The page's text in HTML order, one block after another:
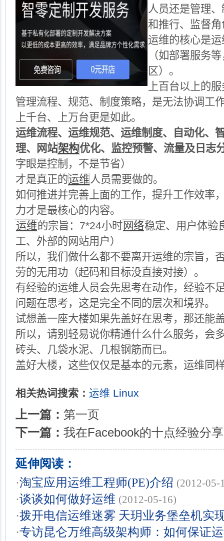
人员还是管理
和推行、监督角
运维的核心是
（如部署服务
区）。
上百台以上的
管理流程、规范、制度策略，是无法协调工
上千台、上万台更是如此。
运维流程、运维规范、运维制度、自动化、
理、网站架构优化、监控预警、流量及日志
字眼是控制，不是节省）
才是真正的运维人员需要做的。
如何推进并完善上面的工作，提升工作效率
力才是最核心的内容。
运维的宗旨： 7*24小时网络稳定、用户体验
工、外部的网站用户）
所以，我们做什么都不要离开运维的宗旨，
劳的无用功（起码和目标没直接对接）。
有经验的运维人员会先思考在动作，经验不
问题在思考，这是完全不同的层次和境界。
试想盖一座大楼如果先盖好在思考，那还能
所以，请别轻易说你精通什么什么服务，会
砖头、几袋水泥、几根钢筋而已。
盖好大楼，这些仅仅是基本的元素，运维同
相关热词搜索： 运维 Linux
上一篇： 第一页
下一篇： 我在Facebook的十点经验分享
延伸阅读：
·淘宝应用运维工程师(PE)介绍 (2012-05-
·谈谈如何做好运维 (2012-05-16)
·拨开电信运维迷雾 天玥业务堡垒机实
·专访昆仑万维高级架构师：如何保证